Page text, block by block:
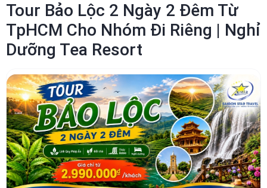
Tour Bảo Lộc 2 Ngày 2 Đêm Từ
TpHCM Cho Nhóm Đi Riêng | Nghỉ
Dưỡng Tea Resort